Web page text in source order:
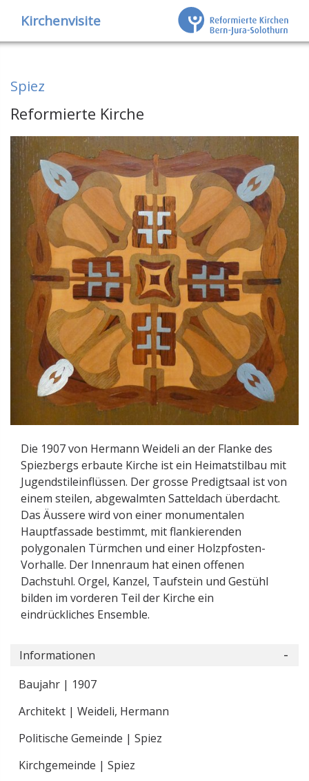
Kirchenvisite
Spiez
Reformierte Kirche
Die 1907 von Hermann Weideli an der Flanke des
Spiezbergs erbaute Kirche ist ein Heimatstilbau mit
Jugendstileinflüssen. Der grosse Predigtsaal ist von
einem steilen, abgewalmten Satteldach überdacht.
Das Äussere wird von einer monumentalen
Hauptfassade bestimmt, mit flankierenden
polygonalen Türmchen und einer Holzpfosten-
Vorhalle. Der Innenraum hat einen offenen
Dachstuhl. Orgel, Kanzel, Taufstein und Gestühl
bilden im vorderen Teil der Kirche ein
eindrückliches Ensemble.
Informationen
Baujahr | 1907
Architekt | Weideli, Hermann
Politische Gemeinde | Spiez
Kirchgemeinde | Spiez